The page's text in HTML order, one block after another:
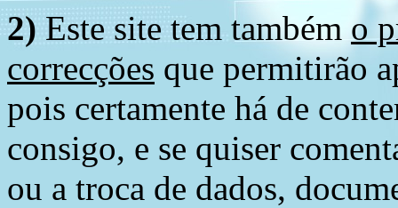
2) Este site tem também o
correcções que permitirão
pois certamente há de
consigo, e se quiser
ou a troca de dados,